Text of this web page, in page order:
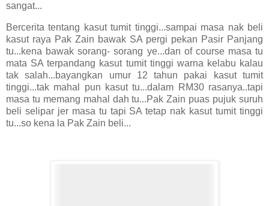
sangat...
Bercerita tentang kasut tumit tinggi...sampai masa nak beli
kasut raya Pak Zain bawak SA pergi pekan Pasir Panjang
tu...kena bawak sorang- sorang ye...dan of course masa tu
mata SA terpandang kasut tumit tinggi warna kelabu kalau
tak salah...bayangkan umur 12 tahun pakai kasut tumit
tinggi...tak mahal pun kasut tu...dalam RM30 rasanya..tapi
masa tu memang mahal dah tu...Pak Zain puas pujuk suruh
beli selipar jer masa tu tapi SA tetap nak kasut tumit tinggi
tu...so kena la Pak Zain beli...